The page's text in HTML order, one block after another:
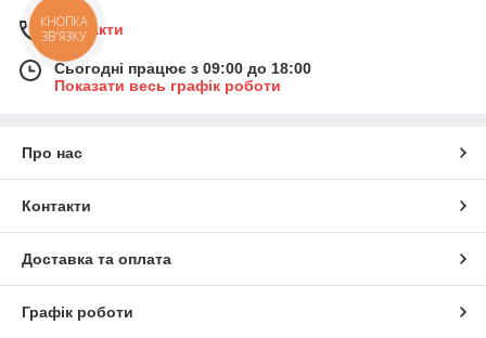
Контакти
Сьогодні працює з 09:00 до 18:00
Показати весь графік роботи
Про нас
Контакти
Доставка та оплата
Графік роботи
КНОПКА
ЗВ'ЯЗКУ